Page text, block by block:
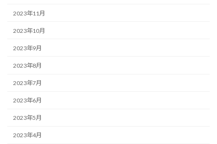
2023年11月
2023年10月
2023年9月
2023年8月
2023年7月
2023年6月
2023年5月
2023年4月